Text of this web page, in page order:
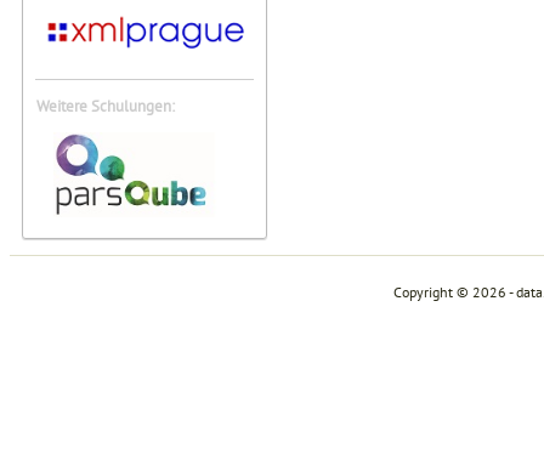
Weitere Schulungen:
Copyright © 2026 -